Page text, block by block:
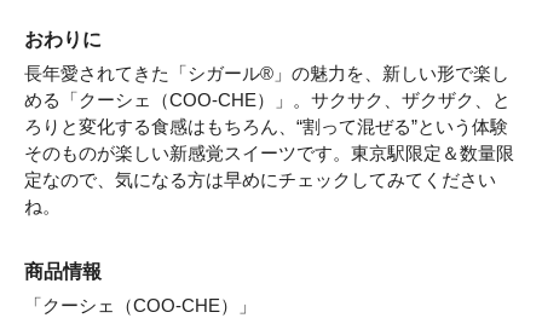
おわりに
長年愛されてきた「シガール®」の魅力を、新しい形で楽し
める「クーシェ（COO-CHE）」。サクサク、ザクザク、と
ろりと変化する食感はもちろん、“割って混ぜる”という体験
そのものが楽しい新感覚スイーツです。東京駅限定＆数量限
定なので、気になる方は早めにチェックしてみてください
ね。
商品情報
「クーシェ（COO-CHE）」